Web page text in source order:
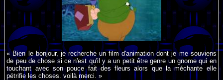
« Bien le bonjour, je recherche un film d'animation dont je me souviens
de peu de chose si ce n'est qu'il y a un petit être genre un gnome qui en
touchant avec son pouce fait des fleurs alors que la méchante elle
pétrifie les choses. voilà merci. »